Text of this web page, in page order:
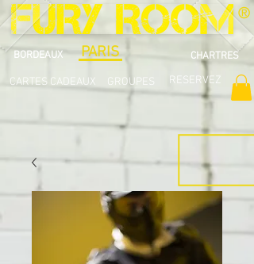
®
BORDEAUX PARIS CHARTRES
CARTES CADEAUX GROUPES RESERVEZ